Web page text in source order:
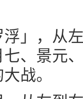
」，从
、景元
战。